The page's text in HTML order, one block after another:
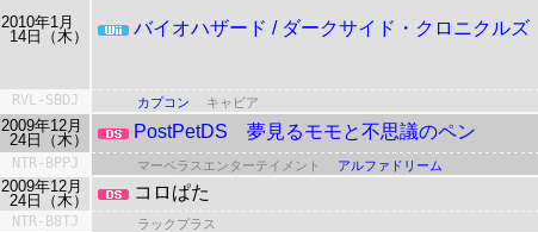
2010年1月
14日（木）
バイオハザード / ダークサイド・クロニクルズ
RVL-SBDJ
カプコン キャビア
2009年12月
24日（木）
PostPetDS 夢見るモモと不思議のペン
NTR-BPPJ
マーベラスエンターテイメント アルファドリーム
2009年12月
24日（木）
コロぱた
NTR-B8TJ
ラックプラス